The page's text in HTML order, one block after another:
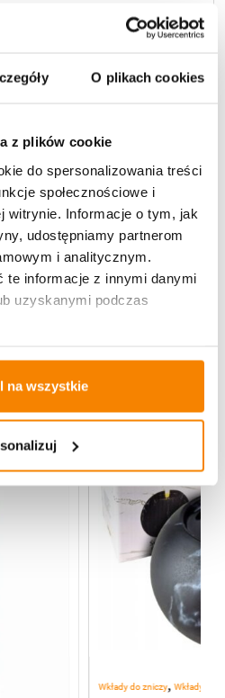
O plikach cookies
z plików cookie
do spersonalizowania treści
społecznościowe i
witrynie. Informacje o tym, jak
udostępniamy partnerom
i analitycznym.
te informacje z innymi danymi
uzyskanymi podczas
na wszystkie
Zapraszamy do naszej
B2B
produkty
Wkłady do zniczy,Wkłady